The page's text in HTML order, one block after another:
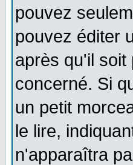
pouvez
pouvez éditer
après qu'il
concerné. Si
un petit
le lire,
n'apparaîtra